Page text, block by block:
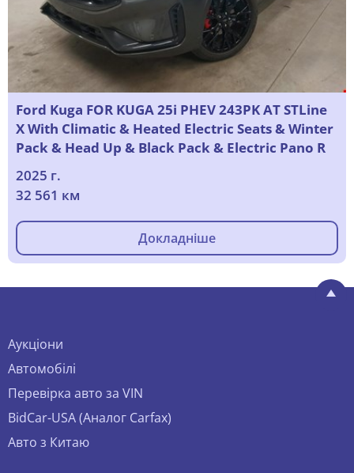
Ford Kuga FOR KUGA 25i PHEV 243PK AT STLine
X With Climatic & Heated Electric Seats & Winter
Pack & Head Up & Black Pack & Electric Pano R
2025 г.
32 561 км
Докладніше
Аукціони
Автомобілі
Перевірка авто за VIN
BidCar-USA (Аналог Carfax)
Авто з Китаю